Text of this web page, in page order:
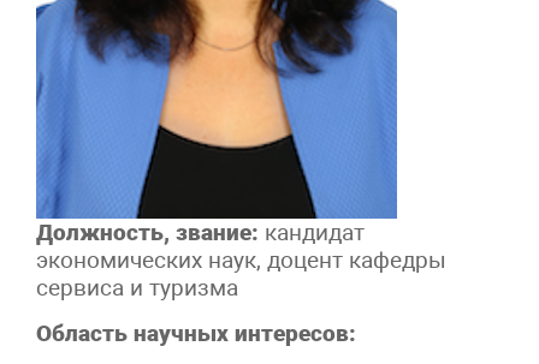
Должность, звание: кандидат
экономических наук, доцент кафедры
cервиса и туризма
Область научных интересов: